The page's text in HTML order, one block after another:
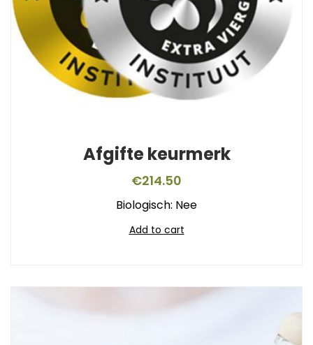
Afgifte keurmerk
€214.50
Biologisch: Nee
Add to cart